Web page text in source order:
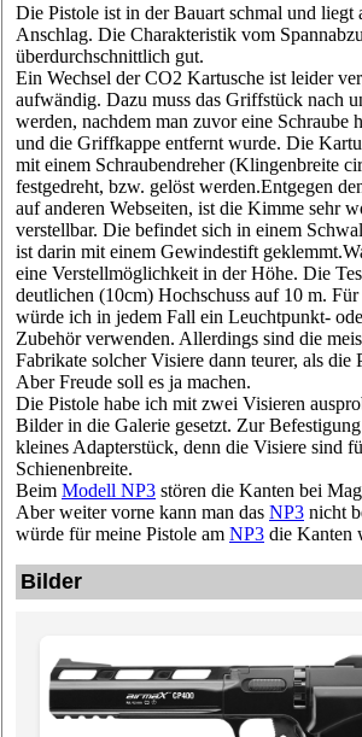
Die Pistole ist in der Bauart schmal und liegt
Anschlag. Die Charakteristik vom
überdurchschnittlich gut.
Ein Wechsel der CO2 Kartusche ist leider
aufwändig. Dazu muss das Griffstück nach
werden, nachdem man zuvor eine Schraube
und die Griffkappe entfernt wurde. Die
mit einem Schraubendreher (Klingenbreite
festgedreht, bzw. gelöst werden.Entgegen
auf anderen Webseiten, ist die Kimme sehr
verstellbar. Die befindet sich in einem
ist darin mit einem Gewindestift
eine Verstellmöglichkeit in der Höhe. Die
deutlichen (10cm) Hochschuss auf 10 m.
würde ich in jedem Fall ein Leuchtpunkt-
Zubehör verwenden. Allerdings sind die
Fabrikate solcher Visiere dann teurer, als die
Aber Freude soll es ja machen.
Die Pistole habe ich mit zwei Visieren
Bilder in die Galerie gesetzt. Zur
kleines Adapterstück, denn die Visiere sind
Schienenbreite.
Beim Modell NP3 stören die Kanten bei
Aber weiter vorne kann man das NP3 nicht
würde für meine Pistole am NP3 die Kanten
Bilder